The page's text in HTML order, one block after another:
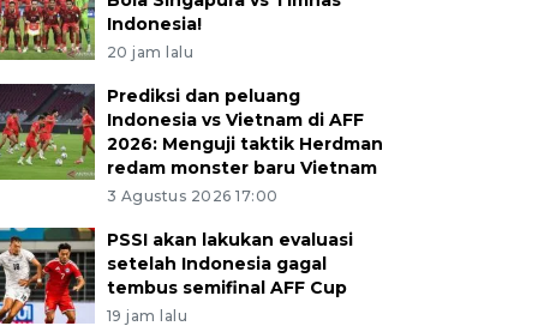
Indonesia!
20 jam lalu
Prediksi dan peluang
Indonesia vs Vietnam di AFF
2026: Menguji taktik Herdman
redam monster baru Vietnam
3 Agustus 2026 17:00
PSSI akan lakukan evaluasi
setelah Indonesia gagal
tembus semifinal AFF Cup
19 jam lalu